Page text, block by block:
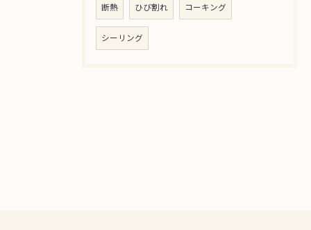
断熱 ひび割れ コーキング
シーリング